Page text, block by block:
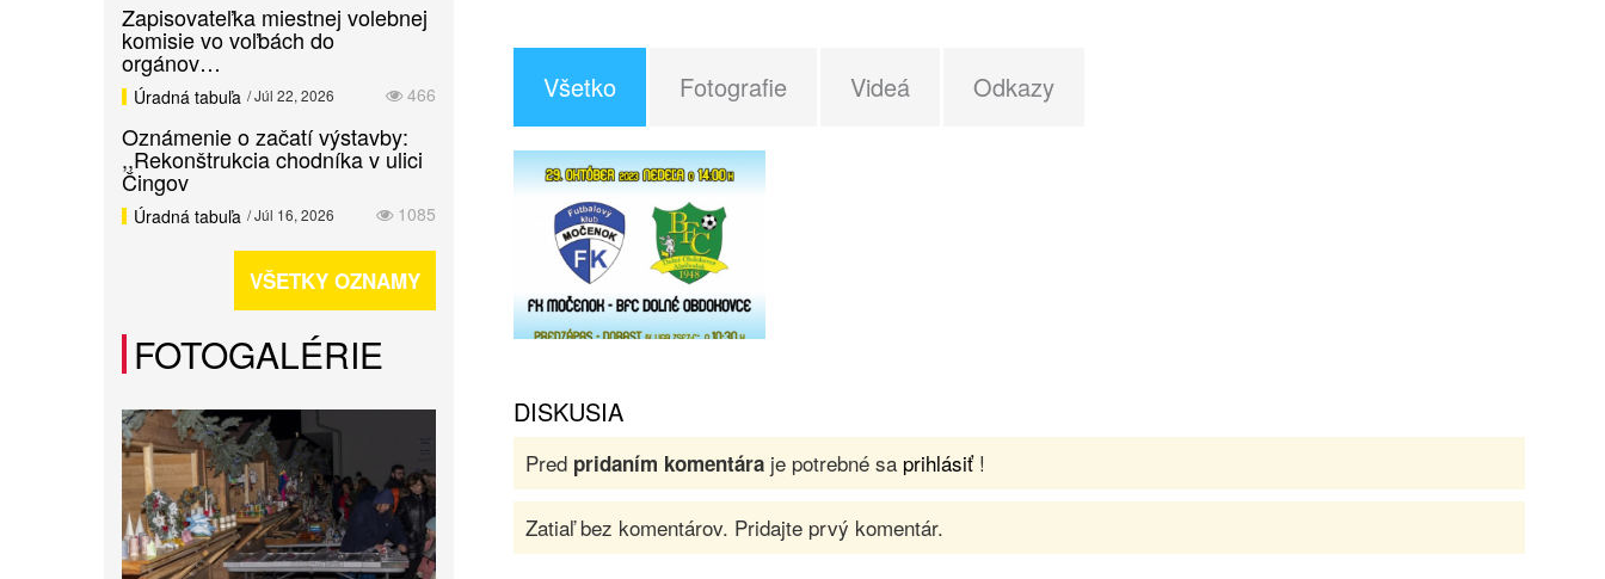
Všetko Fotografie Videá Odkazy
DISKUSIA
Pred pridaním komentáraje potrebné sa prihlásiť!
Zatiaľ bez komentárov. Pridajte prvý komentár.
Zapisovateľka miestnej volebnej
komisie vo voľbách do
orgánov…
466
Úradná tabuľa / Júl 22, 2026
Oznámenie o začatí výstavby:
,,Rekonštrukcia chodníka v ulici
Čingov
1085
Úradná tabuľa / Júl 16, 2026
VŠETKY OZNAMY
FOTOGALÉRIE